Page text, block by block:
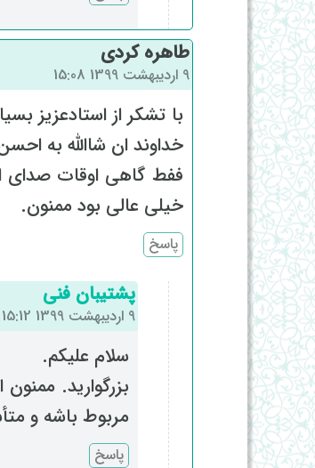
طاهره کردی
9 اردیبهشت 1399 15:08
با تشکر از استادعزیز
خداوند ان شاالله به
ففط گاهی اوقات صدای
خیلی عالی بود ممنون.
پاسخ
پشتیبان فنی
9 اردیبهشت 1399 15:12
سلام علیکم.
بزرگوارید.
مربوط باشه و
پاسخ